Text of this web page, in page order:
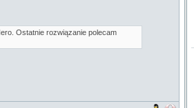
Ostatnie rozwiązanie polecam